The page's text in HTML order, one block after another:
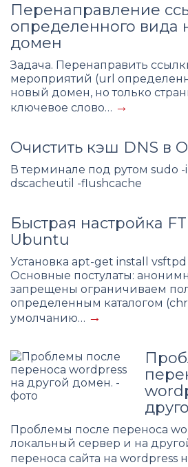
Перенаправление
определенного вида
домен
Задача. Перенаправить
мероприятий (url
новый домен, но только
ключевое слово… →
Очистить кэш DNS в
В терминале под рутом sudo
dscacheutil -flushcache
Быстрая настройка
Ubuntu
Установка apt-get install
Основные постулаты:
запрещены ограничиваем
определенным каталогом
умолчанию… →
Проблемы после переноса
локальный сервер и на
переноса сайта на wordpress